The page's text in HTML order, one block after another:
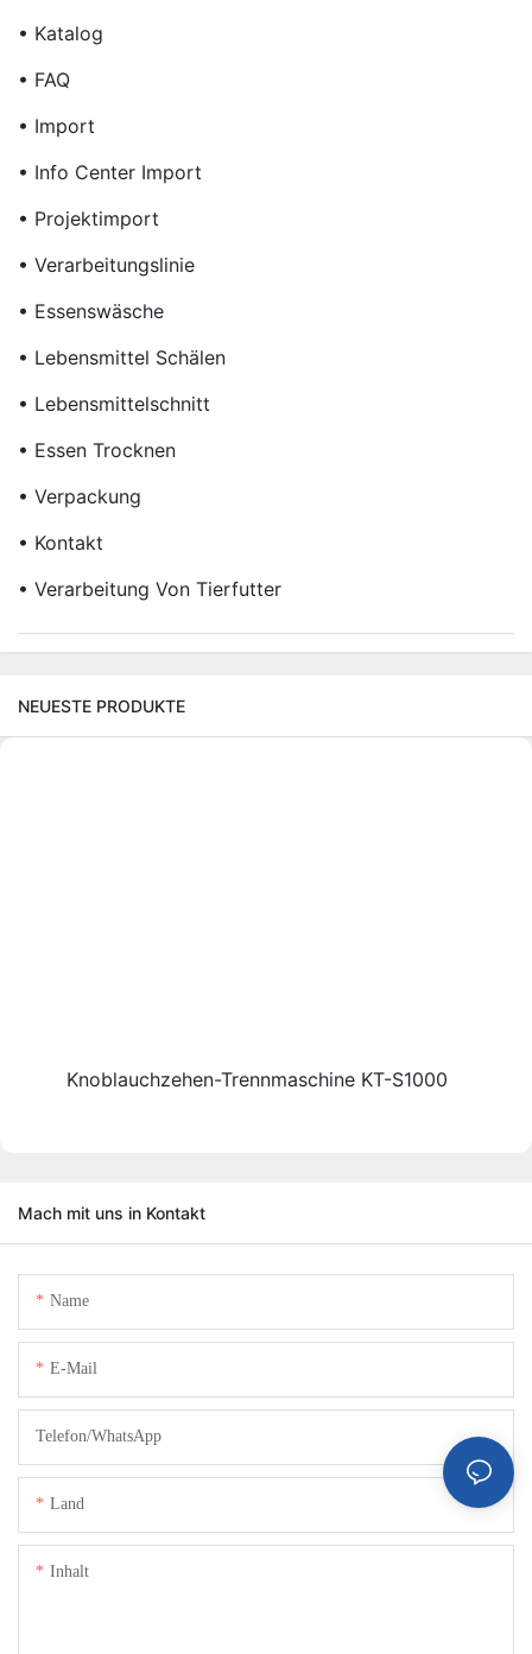
• Katalog
• FAQ
• Import
• Info Center Import
• Projektimport
• Verarbeitungslinie
• Essenswäsche
• Lebensmittel Schälen
• Lebensmittelschnitt
• Essen Trocknen
• Verpackung
• Kontakt
• Verarbeitung Von Tierfutter
NEUESTE PRODUKTE
Knoblauchzehen-Trennmaschine KT-S1000
Mach mit uns in Kontakt
Name
E-Mail
Telefon/WhatsApp
Land
Inhalt